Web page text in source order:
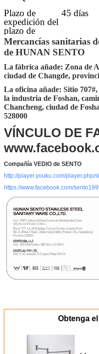
Plazo de
expedición del
plazo de
ejecución
45 días
Detalles de la
entrega
30-45
depósito
Puerto del
MANDO
Foshan
Embalaje
El
Mercancías sanitarias
de HUNAN SENTO
La fábrica añade: Zona de
ciudad de Changde,
La oficina añade: Sitio
la industria de Foshan,
Chancheng, ciudad de
528000
VÍNCULO DE
Compañía VEDIO de SENTO
http://player.youku.com/player.php/
https://www.facebook.com/
Obtenga